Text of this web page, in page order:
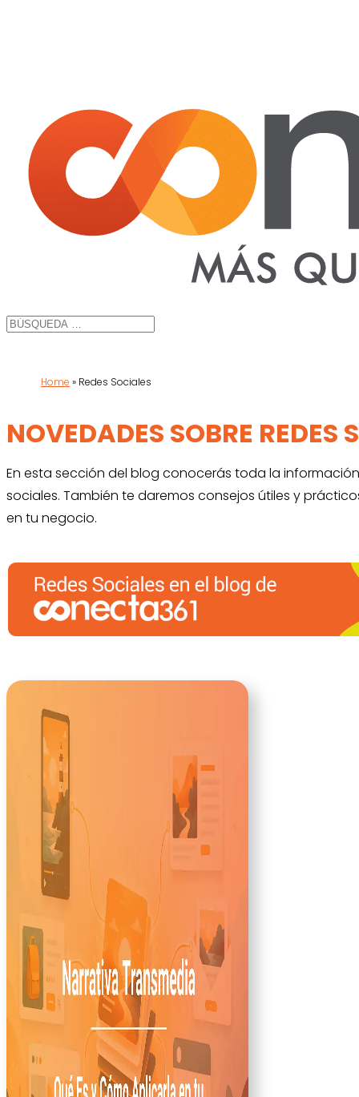
Home » Redes Sociales
NOVEDADES SOBRE REDES
En esta sección del blog conocerás toda la
sociales. También te daremos consejos útiles y
en tu negocio.